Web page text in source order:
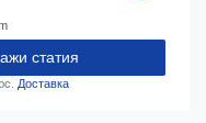
статия
Доставка